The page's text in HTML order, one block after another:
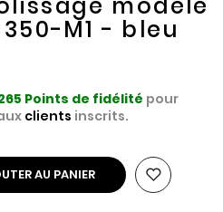
350-M1 - bleu
Points de fidélité pour
clients inscrits.
AU PANIER